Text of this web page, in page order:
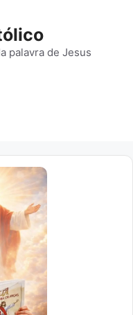
palavra de Jesus